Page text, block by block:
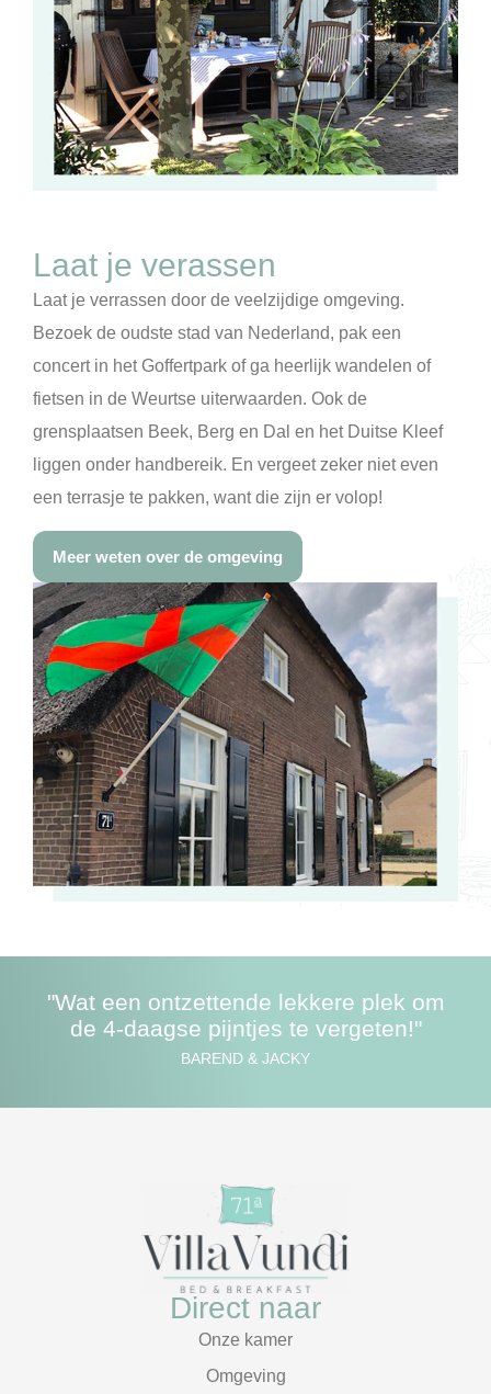
Laat je verassen
Laat je verrassen door de veelzijdige omgeving.
Bezoek de oudste stad van Nederland, pak een
concert in het Goffertpark of ga heerlijk wandelen of
fietsen in de Weurtse uiterwaarden. Ook de
grensplaatsen Beek, Berg en Dal en het Duitse Kleef
liggen onder handbereik. En vergeet zeker niet even
een terrasje te pakken, want die zijn er volop!
Meer weten over de omgeving
"Wat een ontzettende lekkere plek om
de 4-daagse pijntjes te vergeten!"
BAREND & JACKY
Direct naar
Onze kamer
Omgeving